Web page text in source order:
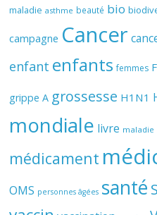
maladie asthme beauté bio
campagne Cancer
enfant enfants femmes
grippe A grossesse H1N1
mondiale livre maladie
médicament
OMS personnes âgées santé